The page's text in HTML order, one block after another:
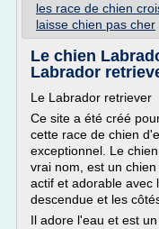
les race de chien
laisse chien pas cher
Le chien
Labrador
Le Labrador retriever
Ce site a été créé
cette race de chien
exceptionnel. Le
vrai nom, est un
actif et adorable avec
descendue et les
Il adore l'eau et est un